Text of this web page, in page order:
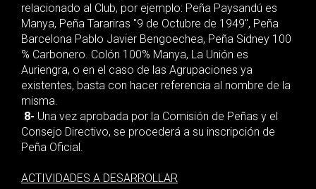
relacionado al Club, por ejemplo: Peña Paysandú es
Manya, Peña Tarariras "9 de Octubre de 1949", Peña
Barcelona Pablo Javier Bengoechea, Peña Sidney 100
% Carbonero. Colón 100% Manya, La Unión es
Auriengra, o en el caso de las Agrupaciones ya
existentes, basta con hacer referencia al nombre de la
misma.
8- Una vez aprobada por la Comisión de Peñas y el
Consejo Directivo, se procederá a su inscripción de
Peña Oficial.
ACTIVIDADES A DESARROLLAR